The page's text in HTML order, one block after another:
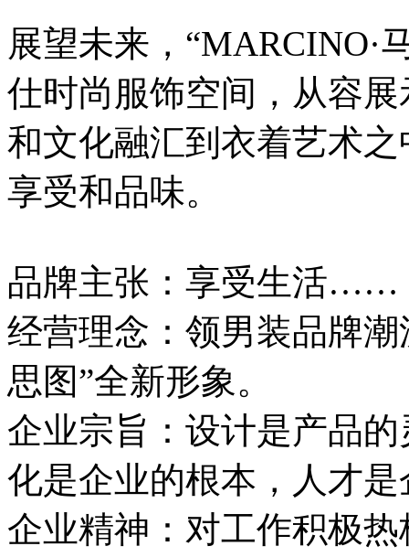
展望未来，“MARCINO·
仕时尚服饰空间，从容
和文化融汇到衣着艺术
享受和品味。
品牌主张：享受生活……
经营理念：领男装品牌
思图”全新形象。
企业宗旨：设计是产品
化是企业的根本，人才
企业精神：对工作积极